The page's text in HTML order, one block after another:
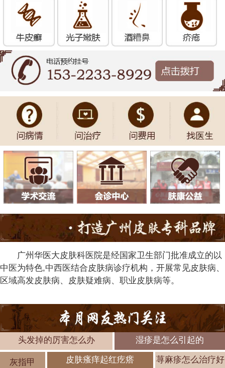
广州华医大皮肤科医院是经国家卫生部门批准成立的以
中医为特色,中西医结合皮肤病诊疗机构，开展常见皮肤病、
区域高发皮肤病、皮肤疑难病、职业皮肤病等。
头发掉的厉害怎么办 湿疹是怎么引起的
灰指甲
皮肤瘙痒起红疙瘩 荨麻疹怎么治疗好